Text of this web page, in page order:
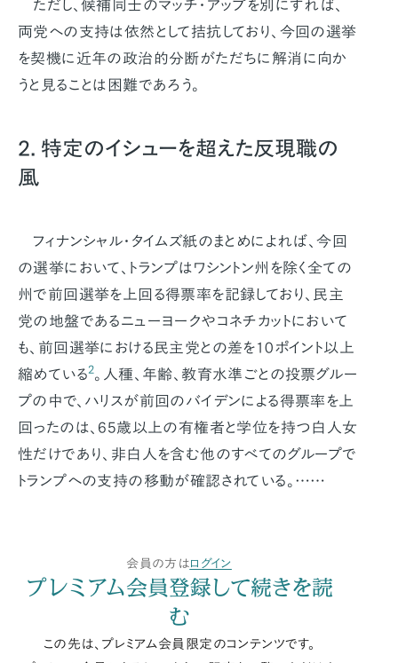
ただし、候補同士のマッチ・アップを別にすれば、
両党への支持は依然として拮抗しており、今回の選挙
を契機に近年の政治的分断がただちに解消に向か
うと見ることは困難であろう。
2. 特定のイシューを超えた反現職の
風
フィナンシャル・タイムズ紙のまとめによれば、今回
の選挙において、トランプはワシントン州を除く全ての
州で前回選挙を上回る得票率を記録しており、民主
党の地盤であるニューヨークやコネチカットにおいて
も、前回選挙における民主党との差を10ポイント以上
縮めている2。人種、年齢、教育水準ごとの投票グルー
プの中で、ハリスが前回のバイデンによる得票率を上
回ったのは、65歳以上の有権者と学位を持つ白人女
性だけであり、非白人を含む他のすべてのグループで
トランプへの支持の移動が確認されている。……
会員の方はログイン
プレミアム会員登録して続きを読
む
この先は、プレミアム会員限定のコンテンツです。